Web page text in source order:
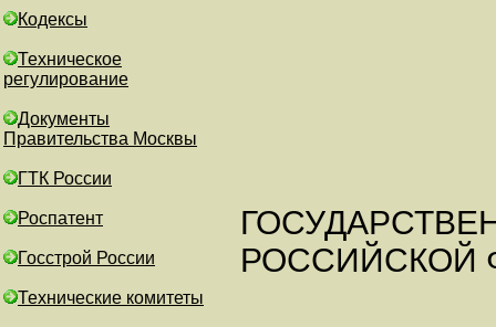
Кодексы
Техническое
регулирование
Документы
Правительства Москвы
ГТК России
Роспатент
Госстрой России
Технические комитеты
РОССИЙСКОЙ